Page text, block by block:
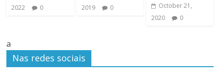
2022
0
2019
0
October 21,
2020
0
a
Nas redes sociais